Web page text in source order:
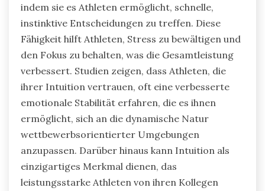
indem sie es Athleten ermöglicht, schnelle,
instinktive Entscheidungen zu treffen. Diese
Fähigkeit hilft Athleten, Stress zu bewältigen und
den Fokus zu behalten, was die Gesamtleistung
verbessert. Studien zeigen, dass Athleten, die
ihrer Intuition vertrauen, oft eine verbesserte
emotionale Stabilität erfahren, die es ihnen
ermöglicht, sich an die dynamische Natur
wettbewerbsorientierter Umgebungen
anzupassen. Darüber hinaus kann Intuition als
einzigartiges Merkmal dienen, das
leistungsstarke Athleten von ihren Kollegen